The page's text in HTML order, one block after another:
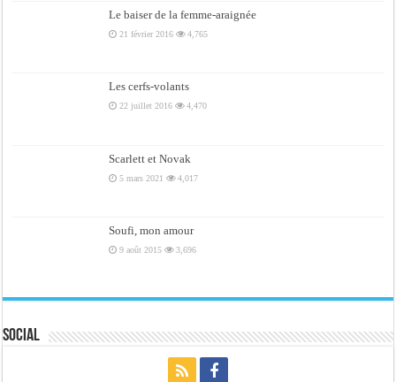
Le baiser de la femme-araignée
21 février 2016 4,765
Les cerfs-volants
22 juillet 2016 4,470
Scarlett et Novak
5 mars 2021 4,017
Soufi, mon amour
9 août 2015 3,696
Social